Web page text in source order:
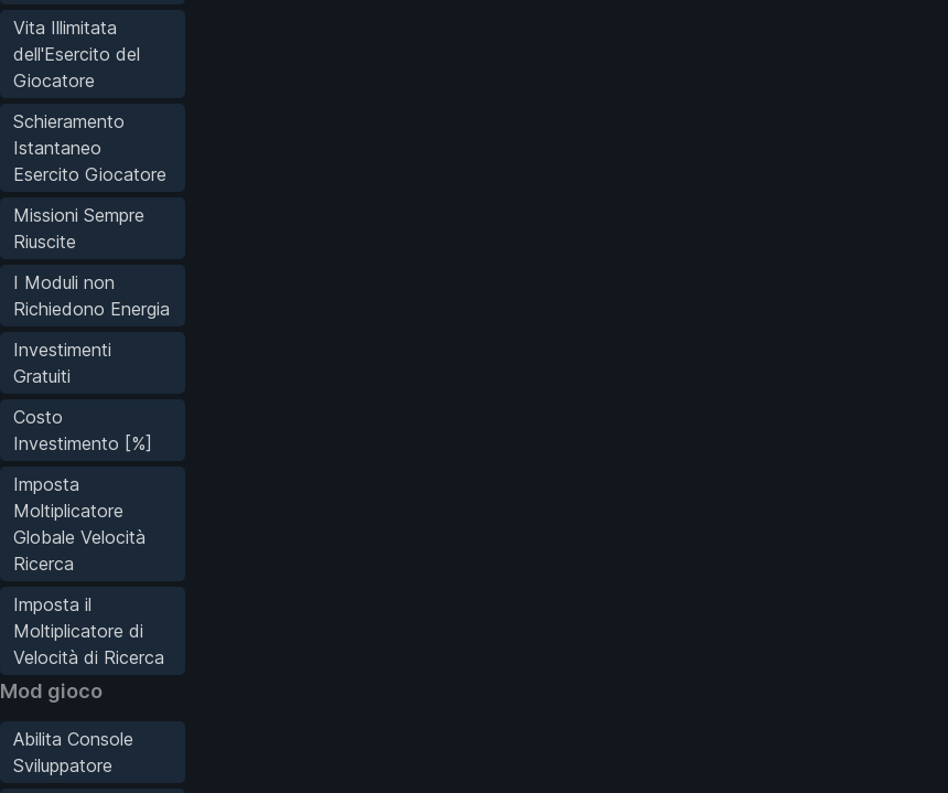
Vita Illimitata
dell'Esercito del
Giocatore
Schieramento
Istantaneo
Esercito Giocatore
Missioni Sempre
Riuscite
I Moduli non
Richiedono Energia
Investimenti
Gratuiti
Costo
Investimento [%]
Imposta
Moltiplicatore
Globale Velocità
Ricerca
Imposta il
Moltiplicatore di
Velocità di Ricerca
Mod gioco
Abilita Console
Sviluppatore